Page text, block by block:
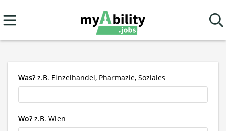
Was? z.B. Einzelhandel, Pharmazie, Soziales
Wo? z.B. Wien